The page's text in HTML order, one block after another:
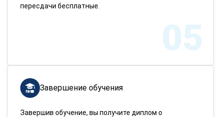
пересдачи бесплатные.
05
Завершение обучения
Завершив обучение, вы получите диплом о